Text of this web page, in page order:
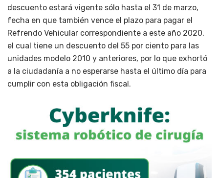
descuento estará vigente sólo hasta el 31 de marzo,
fecha en que también vence el plazo para pagar el
Refrendo Vehicular correspondiente a este año 2020,
el cual tiene un descuento del 55 por ciento para las
unidades modelo 2010 y anteriores, por lo que exhortó
a la ciudadanía a no esperarse hasta el último día para
cumplir con esta obligación fiscal.